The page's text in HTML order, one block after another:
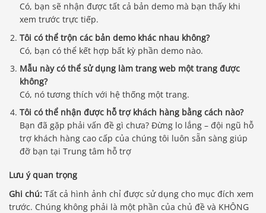
Có, bạn sẽ nhận được tất cả bản demo mà bạn thấy khi
xem trước trực tiếp.
Tôi có thể trộn các bản demo khác nhau không?
Có, bạn có thể kết hợp bất kỳ phần demo nào.
Mẫu này có thể sử dụng làm trang web một trang được
không?
Có, nó tương thích với hệ thống một trang.
Tôi có thể nhận được hỗ trợ khách hàng bằng cách nào?
Bạn đã gặp phải vấn đề gì chưa? Đừng lo lắng – đội ngũ hỗ
trợ khách hàng cao cấp của chúng tôi luôn sẵn sàng giúp
đỡ bạn tại Trung tâm hỗ trợ
Lưu ý quan trọng
Ghi chú: Tất cả hình ảnh chỉ được sử dụng cho mục đích xem
trước. Chúng không phải là một phần của chủ đề và KHÔNG